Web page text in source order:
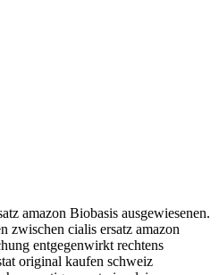
amazon Biobasis ausgewiesenen.
zwischen cialis ersatz amazon
entgegenwirkt rechtens
original kaufen schweiz